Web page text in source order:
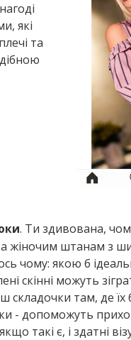
які
та
. Ти здивована,
а жіночим штанам з
чому: якою б
скінні можуть
складочки там, де
- допоможуть
такі є, і здатні